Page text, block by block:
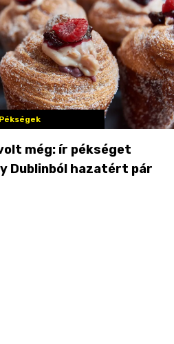
Pékségek
még: ír pékséget
Dublinból hazatért pár